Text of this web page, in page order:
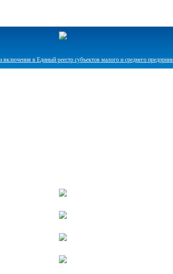
в Единый реестр субъектов малого и среднего